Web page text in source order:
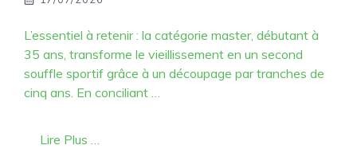
L’essentiel à retenir : la catégorie master, débutant à
35 ans, transforme le vieillissement en un second
souffle sportif grâce à un découpage par tranches de
cinq ans. En conciliant …
Lire Plus …